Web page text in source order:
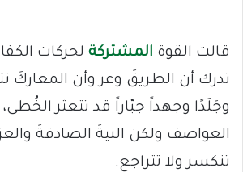
قالت القوة المشتركة لحركات
تدرك أن الطريقَ وعر وأن المعاركَ
وجَلَدًا وجهداً جبّاراً قد تتعثر
العواصف ولكن النيةَ الصادقةَ
تنكسر ولا تتراجع.